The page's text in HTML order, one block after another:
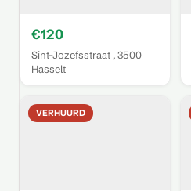
€120
Sint-Jozefsstraat , 3500
Hasselt
VERHUURD